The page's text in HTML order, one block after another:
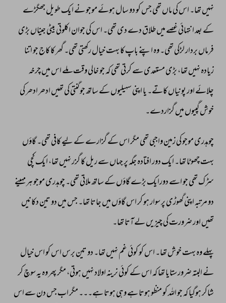
نہیں تھا۔ اس کی ماں تھی جس کو دو سال ہوئے موجو نے ایک طویل جھگڑے
کے بعد انتہائی غصے میں طلاق دے دی تھی۔ اس کی جوان اکلوتی بیٹی جیناں بڑی
فرماں بردار لڑکی تھی۔ وہ اپنے باپ کا بہت خیال رکھتی تھی۔ گھر کا کاج جو اتنا
زیادہ نہیں تھا، بڑی مستعدی سے کرتی تھی کہ جو خالی وقت ملے اس میں چرخہ
چلائے اور پونیاں کاتے۔ یا اپنی سہیلیوں کے ساتھ جو گنتی کی تھیں ادھر ادھر کی
خوش گپیوں میں گزاردے۔
چوہدری موجو کی زمین واجبی تھی مگر اس کے گزارے کے لیے کافی تھی۔ گاؤں
بہت چھوٹا تھا۔ ایک دور افتادہ جگہ پر جہاں سے ریل کا گزر نہیں تھا، ایک کچی
سڑک تھی جو اسے دورایک بڑے گاؤں کے ساتھ ملاتی تھی۔ چوہدری موجو ہر مہینے
دو مرتبہ اپنی گھوڑی پر سوار ہو کر اس گاؤں میں جاتا تھا۔ جس میں دو تین دکانیں
تھیں اور ضرورت کی چیزیں لے آتا تھا۔
پہلے وہ بہت خوش تھا۔ اس کو کوئی غم نہیں تھا۔ دو تین برس اس کو اس خیال
نے البتہ ضرور ستایا تھا کہ اس کے کوئی نرینہ اولاد نہیں ہوتی، مگر پھر وہ یہ سوچ کر
شاکر ہوگیا کہ جو اللہ کو منظو ہوتا ہے وہی ہوتا ہے۔۔۔ مگر اب جس دن سے اس